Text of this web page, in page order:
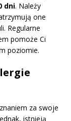
dni. Należy
one
Regularne
pomoże Ci
poziomie.
za swoje
istnieją